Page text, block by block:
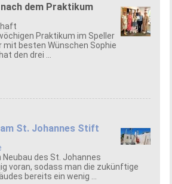
dem Praktikum
Praktikum im Speller
mit besten Wünschen Sophie
den drei ...
St. Johannes Stift
Neubau des St. Johannes
voran, sodass man die zukünftige
bereits ein wenig ...